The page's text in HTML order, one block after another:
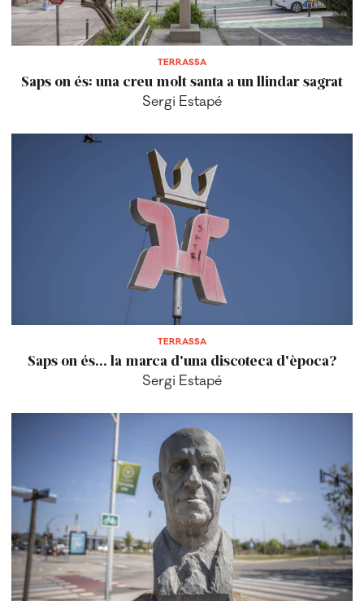
TERRASSA
Saps on és: una creu molt santa a un llindar sagrat
Sergi Estapé
TERRASSA
Saps on és... la marca d'una discoteca d'època?
Sergi Estapé